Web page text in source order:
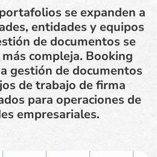
se expanden a
entidades y equipos
de documentos se
compleja. Booking
gestión de documentos
de trabajo de firma
para operaciones de
empresariales.